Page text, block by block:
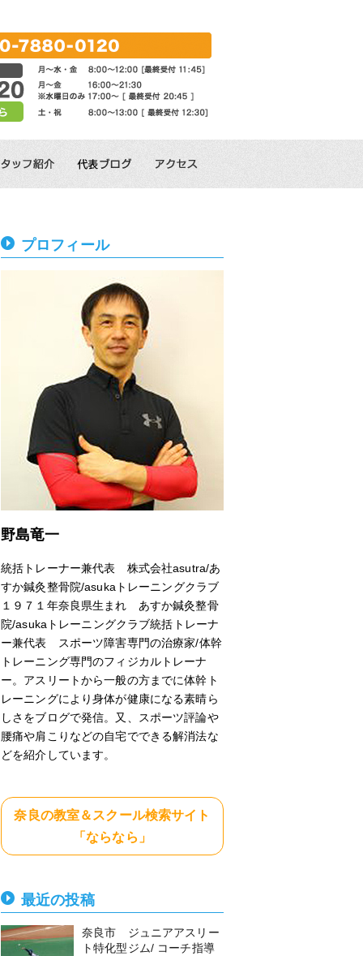
プロフィール
野島竜一
統括トレーナー兼代表 株式会社asutra/あ
すか鍼灸整骨院/asukaトレーニングクラブ
１９７１年奈良県生まれ あすか鍼灸整骨
院/asukaトレーニングクラブ統括トレーナ
ー兼代表 スポーツ障害専門の治療家/体幹
トレーニング専門のフィジカルトレーナ
ー。アスリートから一般の方までに体幹ト
レーニングにより身体が健康になる素晴ら
しさをブログで発信。又、スポーツ評論や
腰痛や肩こりなどの自宅でできる解消法な
どを紹介しています。
奈良の教室＆スクール検索サイト
「ならなら」
最近の投稿
奈良市 ジュニアアスリー
ト特化型ジム/ コーチ指導